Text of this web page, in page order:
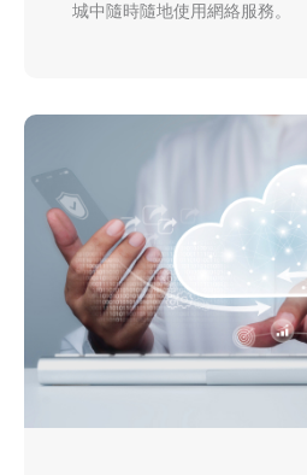
城中隨時隨地使用網絡服務。